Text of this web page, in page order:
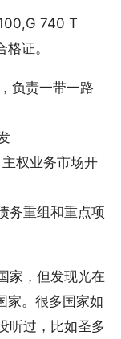
740 T
证。
负责一带一路
权业务市场开
务重组和重点项
家，但发现光在
家。很多国家如
听过，比如圣多